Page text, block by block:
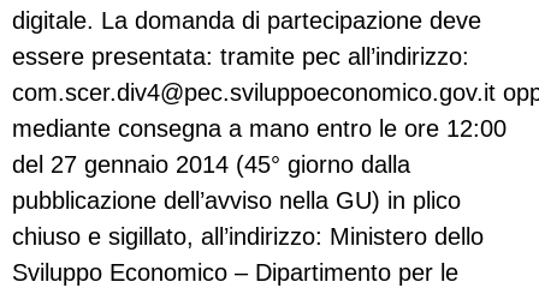
digitale. La domanda di partecipazione deve
essere presentata: tramite pec all’indirizzo:
com.scer.div4@pec.sviluppoeconomico.gov.it
mediante consegna a mano entro le ore 12:00
del 27 gennaio 2014 (45° giorno dalla
pubblicazione dell’avviso nella GU) in plico
chiuso e sigillato, all’indirizzo: Ministero dello
Sviluppo Economico – Dipartimento per le